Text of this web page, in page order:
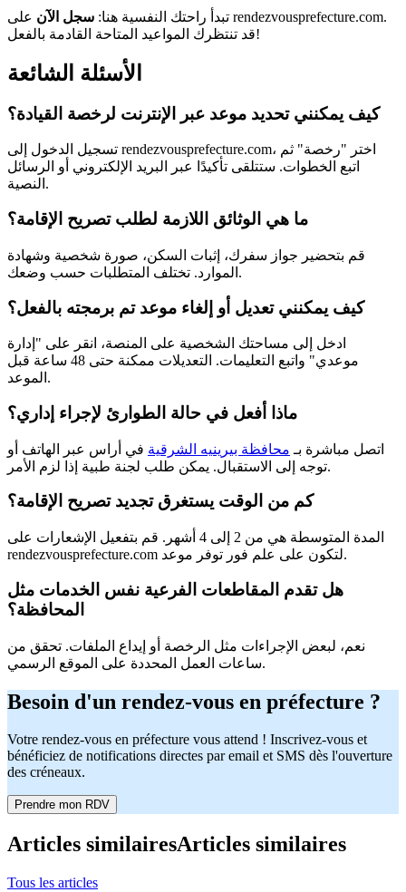
تبدأ راحتك النفسية هنا: سجل الآن على rendezvousprefecture.com.
قد تنتظرك المواعيد المتاحة القادمة بالفعل!
الأسئلة الشائعة
كيف يمكنني تحديد موعد عبر الإنترنت لرخصة القيادة؟
تسجيل الدخول إلى rendezvousprefecture.com، اختر "رخصة" ثم
اتبع الخطوات. ستتلقى تأكيدًا عبر البريد الإلكتروني أو الرسائل
النصية.
ما هي الوثائق اللازمة لطلب تصريح الإقامة؟
قم بتحضير جواز سفرك، إثبات السكن، صورة شخصية وشهادة
الموارد. تختلف المتطلبات حسب وضعك.
كيف يمكنني تعديل أو إلغاء موعد تم برمجته بالفعل؟
ادخل إلى مساحتك الشخصية على المنصة، انقر على "إدارة
موعدي" واتبع التعليمات. التعديلات ممكنة حتى 48 ساعة قبل
الموعد.
ماذا أفعل في حالة الطوارئ لإجراء إداري؟
اتصل مباشرة بـ محافظة بيرينيه الشرقية في أراس عبر الهاتف أو
توجه إلى الاستقبال. يمكن طلب لجنة طبية إذا لزم الأمر.
كم من الوقت يستغرق تجديد تصريح الإقامة؟
المدة المتوسطة هي من 2 إلى 4 أشهر. قم بتفعيل الإشعارات على
rendezvousprefecture.com لتكون على علم فور توفر موعد.
هل تقدم المقاطعات الفرعية نفس الخدمات مثل
المحافظة؟
نعم، لبعض الإجراءات مثل الرخصة أو إيداع الملفات. تحقق من
ساعات العمل المحددة على الموقع الرسمي.
Besoin d'un rendez-vous en préfecture ?
Votre rendez-vous en préfecture vous attend ! Inscrivez-vous et
bénéficiez de notifications directes par email et SMS dès l'ouverture
des créneaux.
Prendre mon RDV
Articles similairesArticles similaires
Tous les articles